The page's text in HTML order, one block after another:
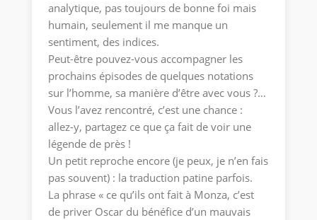
analytique, pas toujours de bonne foi mais
humain, seulement il me manque un
sentiment, des indices.
Peut-être pouvez-vous accompagner les
prochains épisodes de quelques notations
sur l’homme, sa manière d’être avec vous ?…
Vous l’avez rencontré, c’est une chance :
allez-y, partagez ce que ça fait de voir une
légende de près !
Un petit reproche encore (je peux, je n’en fais
pas souvent) : la traduction patine parfois.
La phrase « ce qu’ils ont fait à Monza, c’est
de priver Oscar du bénéfice d’un mauvais